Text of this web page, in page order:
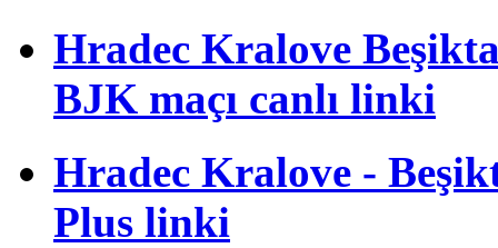
Hradec Kralove
BJK maçı canlı linki
Hradec Kralove -
Plus linki